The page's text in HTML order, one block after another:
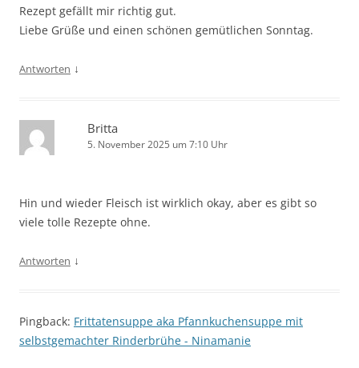
Rezept gefällt mir richtig gut.
Liebe Grüße und einen schönen gemütlichen Sonntag.
Antworten ↓
Britta
5. November 2025 um 7:10 Uhr
Hin und wieder Fleisch ist wirklich okay, aber es gibt so
viele tolle Rezepte ohne.
Antworten ↓
Pingback: Frittatensuppe aka Pfannkuchensuppe mit
selbstgemachter Rinderbrühe - Ninamanie